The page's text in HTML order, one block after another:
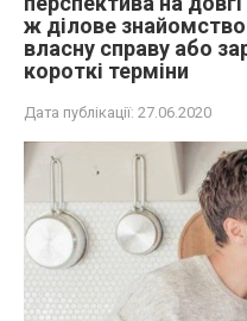
ж ділове
власну справу або
короткі терміни
Дата публікації: 27.06.2020